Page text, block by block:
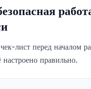
лист перед началом
настроено правильно.